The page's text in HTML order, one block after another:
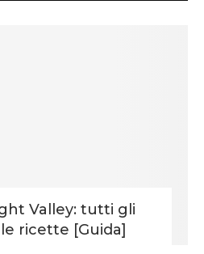
Valley: tutti gli
ricette [Guida]